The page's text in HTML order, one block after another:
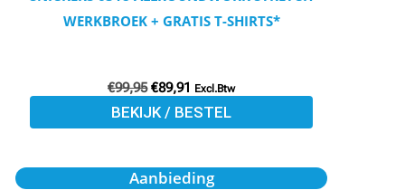
WERKBROEK + GRATIS T-SHIRTS*
€99,95 €89,91 Excl.Btw
BEKIJK / BESTEL
de
Aanbieding
Dit